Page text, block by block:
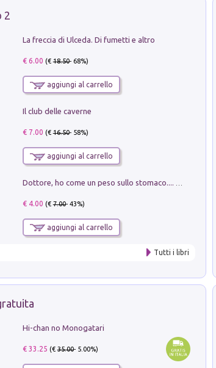
2
La freccia di Ulceda. Di fumetti e altro
€ 6.00 (€18.50- 68%)
aggiungi al carrello
Il club delle caverne
€ 7.00 (€16.50- 58%)
aggiungi al carrello
€ 4.00 (€7.00- 43%)
aggiungi al carrello
Tutti i libri
Hi-chan no Monogatari
€ 33.25 (€35.00- 5.00%)